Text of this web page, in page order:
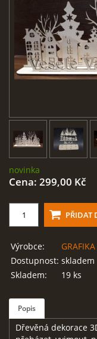
POTISK TEXTILU
GRAVÍROVÁNÍ
REKLAMNÍ/
MAGNETICKÉ
VEKTORIZACE/
ŠABLONY PRO
OBCHODNÍ
novinka
Cena: 299,00 Kč
Výrobce:
Dostupnost: skladem
Skladem:
19 ks
Popis
Dřevěná dekorace